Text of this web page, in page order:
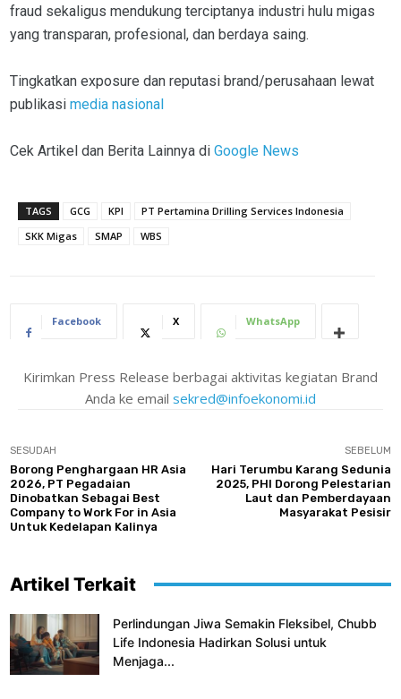
fraud sekaligus mendukung terciptanya industri hulu migas
yang transparan, profesional, dan berdaya saing.
Tingkatkan exposure dan reputasi brand/perusahaan lewat
publikasi media nasional
Cek Artikel dan Berita Lainnya di Google News
TAGS GCG KPI
PT Pertamina Drilling Services Indonesia
SKK Migas
SMAP WBS
Facebook X WhatsApp
Kirimkan Press Release berbagai aktivitas kegiatan Brand
Anda ke email sekred@infoekonomi.id
SESUDAH
Borong Penghargaan HR Asia
2026, PT Pegadaian
Dinobatkan Sebagai Best
Company to Work For in Asia
Untuk Kedelapan Kalinya
SEBELUM
Hari Terumbu Karang Sedunia
2025, PHI Dorong Pelestarian
Laut dan Pemberdayaan
Masyarakat Pesisir
Artikel Terkait
Perlindungan Jiwa Semakin Fleksibel, Chubb
Life Indonesia Hadirkan Solusi untuk
Menjaga...